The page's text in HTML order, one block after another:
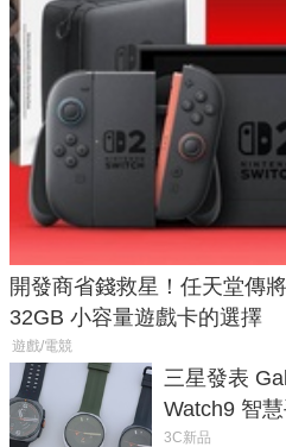
開發商省錢救星！任天堂傳
32GB 小容量遊戲卡的選擇
遊戲/電競
三星發表
Watch9 智
導航功能
3C新品